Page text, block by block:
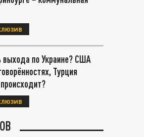
выхода по Украине? США
Турция